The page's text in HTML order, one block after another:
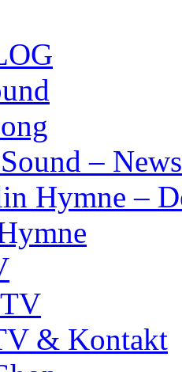
–
Hymne –
& Kontakt